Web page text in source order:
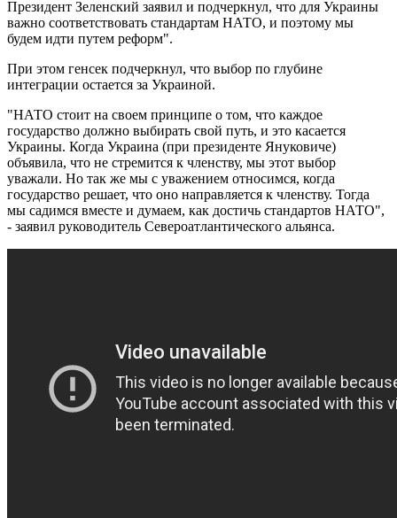
Президент Зеленский заявил и подчеркнул, что для Украины
важно соответствовать стандартам НАТО, и поэтому мы
будем идти путем реформ".
При этом генсек подчеркнул, что выбор по глубине
интеграции остается за Украиной.
"НАТО стоит на своем принципе о том, что каждое
государство должно выбирать свой путь, и это касается
Украины. Когда Украина (при президенте Януковиче)
объявила, что не стремится к членству, мы этот выбор
уважали. Но так же мы с уважением относимся, когда
государство решает, что оно направляется к членству. Тогда
мы садимся вместе и думаем, как достичь стандартов НАТО",
- заявил руководитель Североатлантического альянса.